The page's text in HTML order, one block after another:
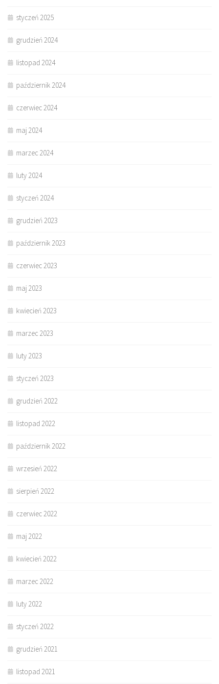
styczeń 2025
grudzień 2024
listopad 2024
październik 2024
czerwiec 2024
maj 2024
marzec 2024
luty 2024
styczeń 2024
grudzień 2023
październik 2023
czerwiec 2023
maj 2023
kwiecień 2023
marzec 2023
luty 2023
styczeń 2023
grudzień 2022
listopad 2022
październik 2022
wrzesień 2022
sierpień 2022
czerwiec 2022
maj 2022
kwiecień 2022
marzec 2022
luty 2022
styczeń 2022
grudzień 2021
listopad 2021